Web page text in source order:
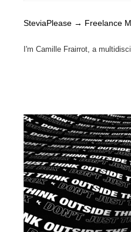
SteviaPlease → Freelance
I'm Camille Frairrot, a